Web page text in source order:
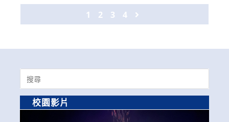
1 2 3 4 Go to the next page
for:
校園影片